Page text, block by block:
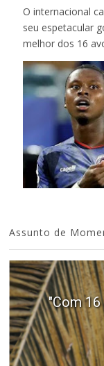
O internacional
seu espetacular
melhor dos 16
Assunto de
"Com